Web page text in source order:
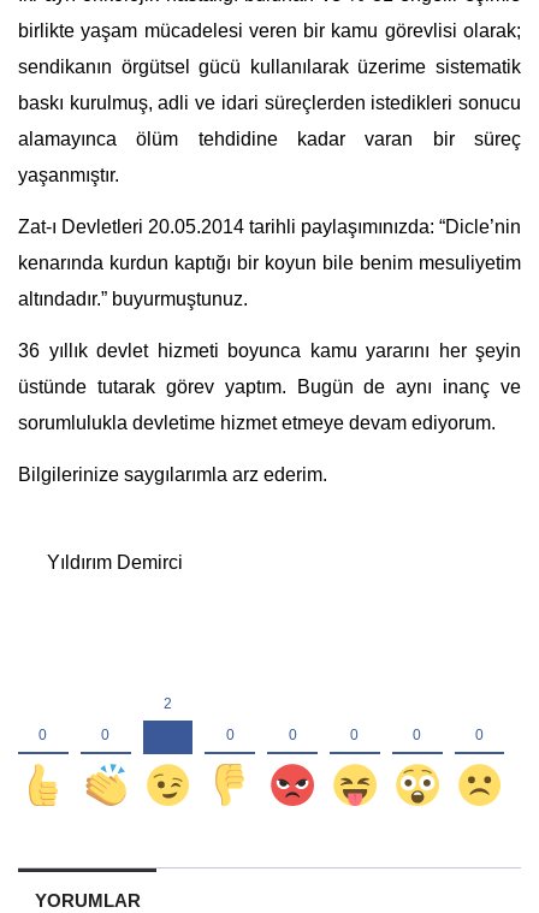
birlikte yaşam mücadelesi veren bir kamu görevlisi olarak;
sendikanın örgütsel gücü kullanılarak üzerime sistematik
baskı kurulmuş, adli ve idari süreçlerden istedikleri sonucu
alamayınca ölüm tehdidine kadar varan bir süreç
yaşanmıştır.
Zat-ı Devletleri 20.05.2014 tarihli paylaşımınızda: “Dicle’nin
kenarında kurdun kaptığı bir koyun bile benim mesuliyetim
altındadır.” buyurmuştunuz.
36 yıllık devlet hizmeti boyunca kamu yararını her şeyin
üstünde tutarak görev yaptım. Bugün de aynı inanç ve
sorumlulukla devletime hizmet etmeye devam ediyorum.
Bilgilerinize saygılarımla arz ederim.
Yıldırım Demirci
YORUMLAR